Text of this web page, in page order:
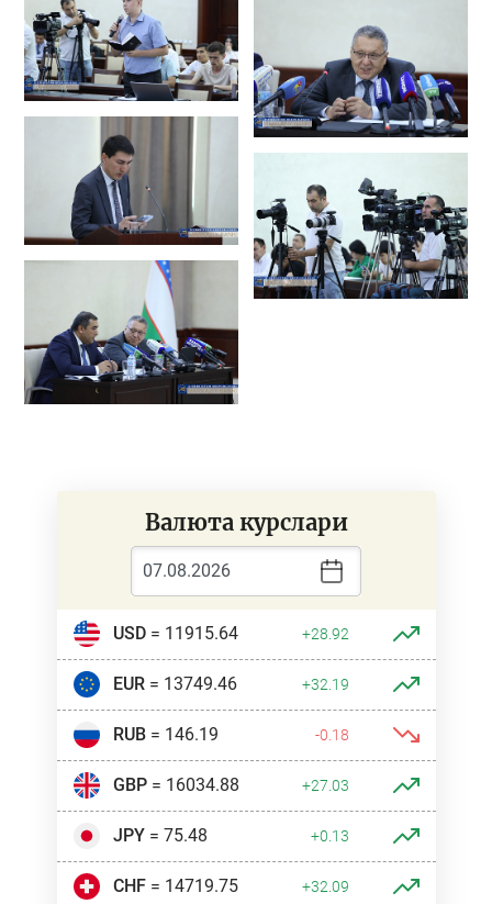
Валюта курслари
USD= 11915.64 +28.92
EUR= 13749.46 +32.19
RUB= 146.19 -0.18
GBP= 16034.88 +27.03
JPY= 75.48 +0.13
CHF= 14719.75 +32.09